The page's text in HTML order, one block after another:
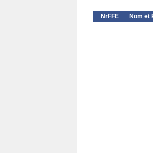
NrFFE Nom et